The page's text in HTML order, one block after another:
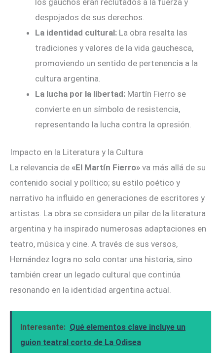
despojados de sus derechos.
La identidad cultural: La obra resalta las
tradiciones y valores de la vida gauchesca,
promoviendo un sentido de pertenencia a la
cultura argentina.
La lucha por la libertad: Martín Fierro se
convierte en un símbolo de resistencia,
representando la lucha contra la opresión.
Impacto en la Literatura y la Cultura
La relevancia de «El Martín Fierro» va más allá de su
contenido social y político; su estilo poético y
narrativo ha influido en generaciones de escritores y
artistas. La obra se considera un pilar de la literatura
argentina y ha inspirado numerosas adaptaciones en
teatro, música y cine. A través de sus versos,
Hernández logra no solo contar una historia, sino
también crear un legado cultural que continúa
resonando en la identidad argentina actual.
Interesante: Qué elementos clave incluye un
guion teatral corto de La Odisea